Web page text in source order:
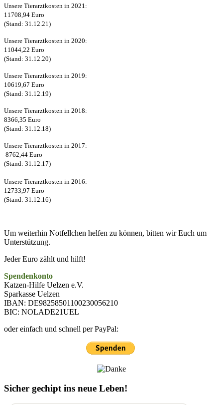
Unsere Tierarztkosten in 2021:
11708,94 Euro
(Stand: 31.12.21)
Unsere Tierarztkosten in 2020:
11044,22 Euro
(Stand: 31.12.20)
Unsere Tierarztkosten in 2019:
10619,67 Euro
(Stand: 31.12.19)
Unsere Tierarztkosten in 2018:
8366,35 Euro
(Stand: 31.12.18)
Unsere Tierarztkosten in 2017:
8762,44 Euro
(Stand: 31.12.17)
Unsere Tierarztkosten in 2016:
12733,97 Euro
(Stand: 31.12.16)
Um weiterhin Notfellchen helfen zu können, bitten wir Euch um
Unterstützung.
Jeder Euro zählt und hilft!
Spendenkonto
Katzen-Hilfe Uelzen e.V.
Sparkasse Uelzen
IBAN: DE98258501100230056210
BIC: NOLADE21UEL
oder einfach und schnell per PayPal:
Sicher gechipt ins neue Leben!